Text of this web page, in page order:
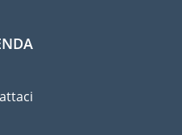
quindi un'assicurazione